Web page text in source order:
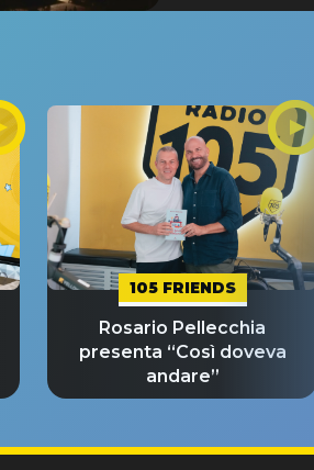
105 FRIENDS
Rosario Pellecchia
presenta “Così doveva
andare”